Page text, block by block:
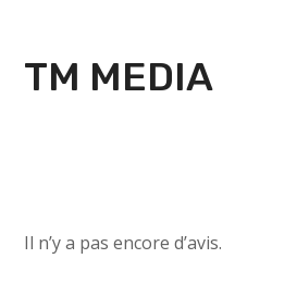
TM MEDIA
Il n’y a pas encore d’avis.